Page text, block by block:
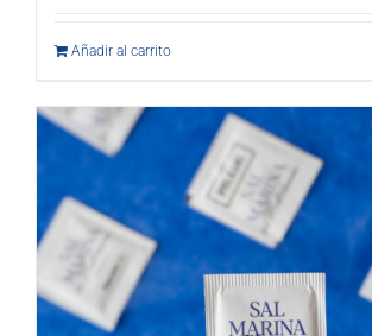
Añadir al carrito